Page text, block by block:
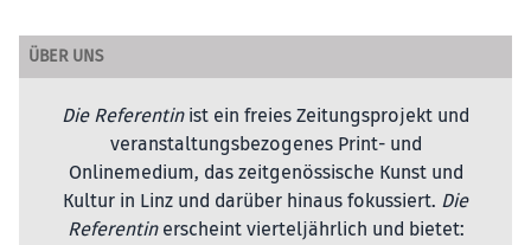
ÜBER UNS
Die Referentinist ein freies Zeitungsprojekt und
veranstaltungsbezogenes Print- und
Onlinemedium, das zeitgenössische Kunst und
Kultur in Linz und darüber hinaus fokussiert. Die
Referentinerscheint vierteljährlich und bietet: